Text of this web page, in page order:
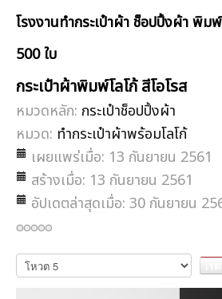
โรงงานทำกระเป๋าผ้า ช็อปปิ้งผ้า พิม
500 ใบ
กระเป๋าผ้าพิมพ์โลโก้ สีโอโรส
หมวดหลัก: กระเป๋าช็อปปิ้งผ้า
หมวด: ทำกระเป๋าผ้าพร้อมโลโก้
เผยแพร่เมื่อ: 13 กันยายน 2561
สร้างเมื่อ: 13 กันยายน 2561
อัปเดตล่าสุดเมื่อ: 30 กันยายน
กรุณา
ให้